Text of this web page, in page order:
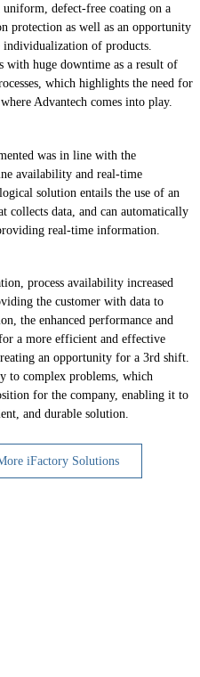
defect-free coating on a
protection as well as an opportunity
individualization of products.
with huge downtime as a result of
which highlights the need for
Advantech comes into play.
was in line with the
availability and real-time
solution entails the use of an
collects data, and can automatically
real-time information.
process availability increased
the customer with data to
the enhanced performance and
a more efficient and effective
an opportunity for a 3rd shift.
to complex problems, which
for the company, enabling it to
and durable solution.
iFactory Solutions